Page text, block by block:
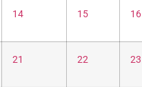
14 15 16
21 22 23